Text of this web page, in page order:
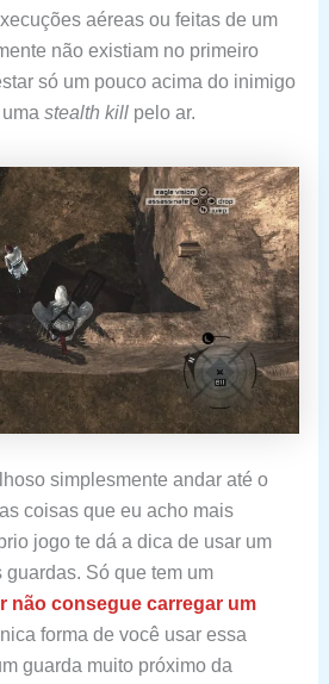
aéreas ou feitas de um
não existiam no primeiro
só um pouco acima do inimigo
stealth killpelo ar.
simplesmente andar até o
coisas que eu acho mais
jogo te dá a dica de usar um
Só que tem um
não consegue carregar um
forma de você usar essa
guarda muito próximo da